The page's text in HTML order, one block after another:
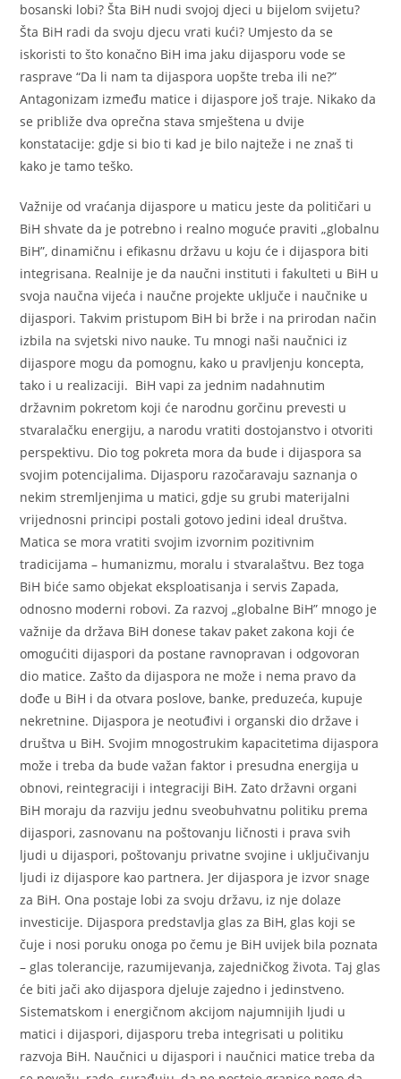
bosanski lobi? Šta BiH nudi svojoj djeci u bijelom svijetu?
Šta BiH radi da svoju djecu vrati kući? Umjesto da se
iskoristi to što konačno BiH ima jaku dijasporu vode se
rasprave “Da li nam ta dijaspora uopšte treba ili ne?”
Antagonizam između matice i dijaspore još traje. Nikako da
se približe dva oprečna stava smještena u dvije
konstatacije: gdje si bio ti kad je bilo najteže i ne znaš ti
kako je tamo teško.
Važnije od vraćanja dijaspore u maticu jeste da političari u
BiH shvate da je potrebno i realno moguće praviti „globalnu
BiH”, dinamičnu i efikasnu državu u koju će i dijaspora biti
integrisana. Realnije je da naučni instituti i fakulteti u BiH u
svoja naučna vijeća i naučne projekte uključe i naučnike u
dijaspori. Takvim pristupom BiH bi brže i na prirodan način
izbila na svjetski nivo nauke. Tu mnogi naši naučnici iz
dijaspore mogu da pomognu, kako u pravljenju koncepta,
tako i u realizaciji. BiH vapi za jednim nadahnutim
državnim pokretom koji će narodnu gorčinu prevesti u
stvaralačku energiju, a narodu vratiti dostojanstvo i otvoriti
perspektivu. Dio tog pokreta mora da bude i dijaspora sa
svojim potencijalima. Dijasporu razočaravaju saznanja o
nekim stremljenjima u matici, gdje su grubi materijalni
vrijednosni principi postali gotovo jedini ideal društva.
Matica se mora vratiti svojim izvornim pozitivnim
tradicijama – humanizmu, moralu i stvaralaštvu. Bez toga
BiH biće samo objekat eksploatisanja i servis Zapada,
odnosno moderni robovi. Za razvoj „globalne BiH” mnogo je
važnije da država BiH donese takav paket zakona koji će
omogućiti dijaspori da postane ravnopravan i odgovoran
dio matice. Zašto da dijaspora ne može i nema pravo da
dođe u BiH i da otvara poslove, banke, preduzeća, kupuje
nekretnine. Dijaspora je neotuđivi i organski dio države i
društva u BiH. Svojim mnogostrukim kapacitetima dijaspora
može i treba da bude važan faktor i presudna energija u
obnovi, reintegraciji i integraciji BiH. Zato državni organi
BiH moraju da razviju jednu sveobuhvatnu politiku prema
dijaspori, zasnovanu na poštovanju ličnosti i prava svih
ljudi u dijaspori, poštovanju privatne svojine i uključivanju
ljudi iz dijaspore kao partnera. Jer dijaspora je izvor snage
za BiH. Ona postaje lobi za svoju državu, iz nje dolaze
investicije. Dijaspora predstavlja glas za BiH, glas koji se
čuje i nosi poruku onoga po čemu je BiH uvijek bila poznata
– glas tolerancije, razumijevanja, zajedničkog života. Taj glas
će biti jači ako dijaspora djeluje zajedno i jedinstveno.
Sistematskom i energičnom akcijom najumnijih ljudi u
matici i dijaspori, dijasporu treba integrisati u politiku
razvoja BiH. Naučnici u dijaspori i naučnici matice treba da